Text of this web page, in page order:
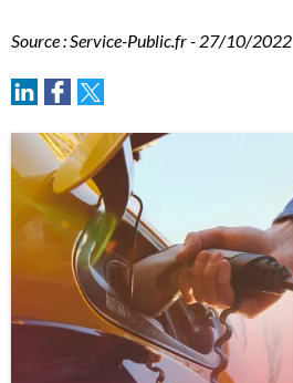
Source : Service-Public.fr - 27/10/2022